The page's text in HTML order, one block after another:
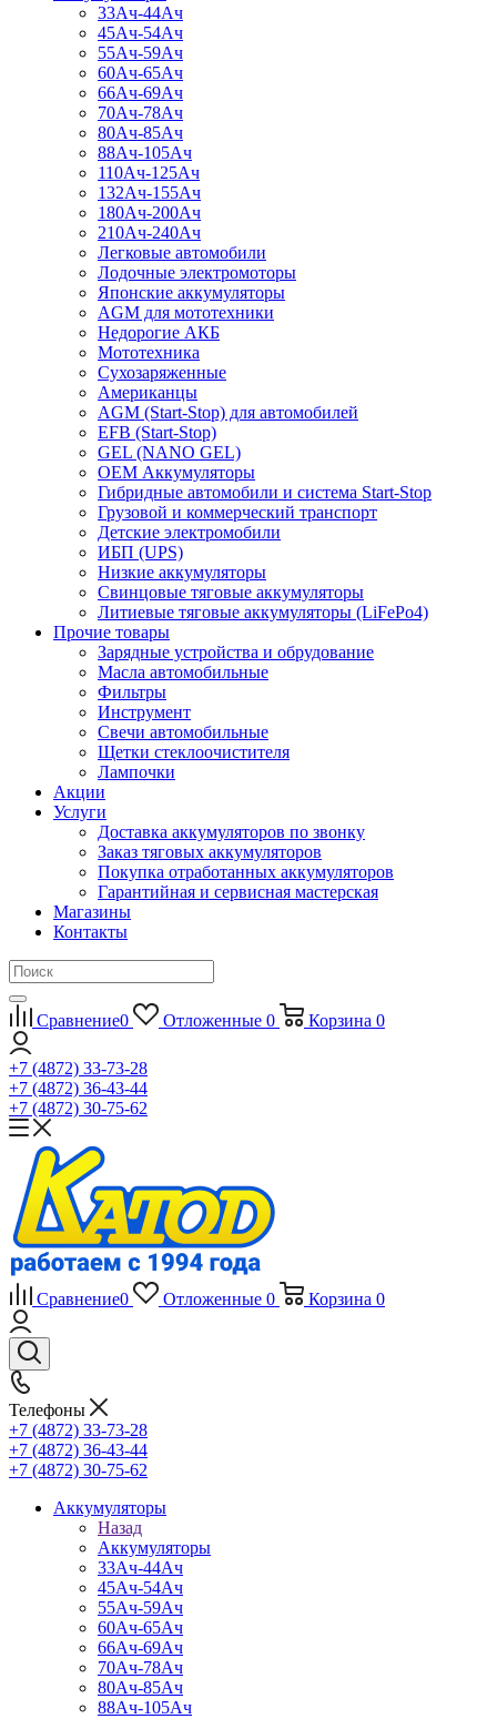
33Ач-44Ач
45Ач-54Ач
55Ач-59Ач
60Ач-65Ач
66Ач-69Ач
70Ач-78Ач
80Ач-85Ач
88Ач-105Ач
110Ач-125Ач
132Ач-155Ач
180Ач-200Ач
210Ач-240Ач
Легковые автомобили
Лодочные электромоторы
Японские аккумуляторы
AGM для мототехники
Недорогие АКБ
Мототехника
Сухозаряженные
Американцы
AGM (Start-Stop) для автомобилей
EFB (Start-Stop)
GEL (NANO GEL)
OEM Аккумуляторы
Гибридные автомобили и система Start-Stop
Грузовой и коммерческий транспорт
Детские электромобили
ИБП (UPS)
Низкие аккумуляторы
Свинцовые тяговые аккумуляторы
Литиевые тяговые аккумуляторы (LiFePo4)
Прочие товары
Зарядные устройства и обрудование
Масла автомобильные
Фильтры
Инструмент
Свечи автомобильные
Щетки стеклоочистителя
Лампочки
Акции
Услуги
Доставка аккумуляторов по звонку
Заказ тяговых аккумуляторов
Покупка отработанных аккумуляторов
Гарантийная и сервисная мастерская
Магазины
Контакты
Сравнение0 Отложенные 0 Корзина 0
+7 (4872) 33-73-28
+7 (4872) 36-43-44
+7 (4872) 30-75-62
Сравнение0 Отложенные 0 Корзина 0
Телефоны
+7 (4872) 33-73-28
+7 (4872) 36-43-44
+7 (4872) 30-75-62
Аккумуляторы
Назад
Аккумуляторы
33Ач-44Ач
45Ач-54Ач
55Ач-59Ач
60Ач-65Ач
66Ач-69Ач
70Ач-78Ач
80Ач-85Ач
88Ач-105Ач